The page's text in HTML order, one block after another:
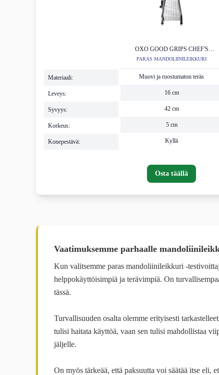
Materiaali:
Leveys:
Syvyys:
Korkeus:
Konepestävä:
OXO GOOD GRIPS CHEF'S
MANDOLIN
PARAS MANDOLIINILEIKKURI
Muovi ja ruostumaton teräs
16 cm
42 cm
5 cm
Kyllä
Osta täällä
Vaatimuksemme parhaalle
Kun valitsemme paras mandoliinileikkuri -
helppokäyttöisimpiä ja terävimpiä. On
tässä.
Turvallisuuden osalta olemme erityisesti
tulisi haitata käyttöä, vaan sen tulisi mahdollistaa
jäljelle.
On myös tärkeää, että paksuutta voi säätää itse eli,